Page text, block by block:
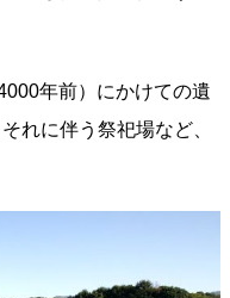
年前）にかけての遺
れに伴う祭祀場など、